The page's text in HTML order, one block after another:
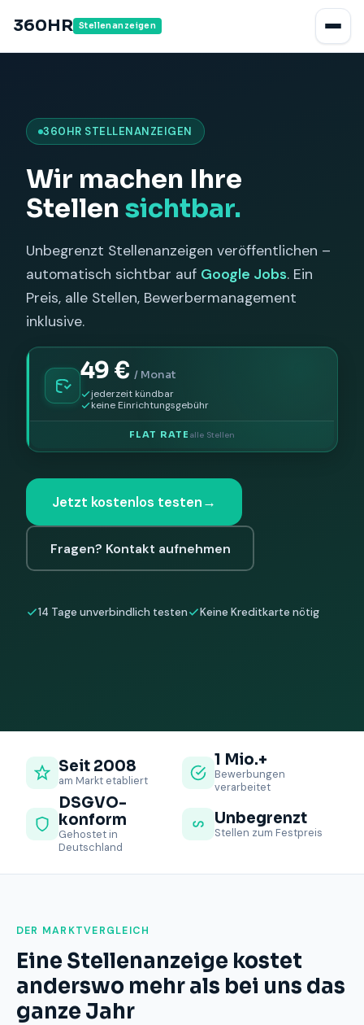
360HR Stellenanzeigen
360HR STELLENANZEIGEN
Wir machen Ihre
Stellen sichtbar.
Unbegrenzt Stellenanzeigen veröffentlichen –
automatisch sichtbar auf Google Jobs. Ein
Preis, alle Stellen, Bewerbermanagement
inklusive.
49 €/ Monat
jederzeit kündbar
keine Einrichtungsgebühr
FLAT RATE alle Stellen
Jetzt kostenlos testen→
Fragen? Kontakt aufnehmen
14 Tage unverbindlich testen Keine Kreditkarte nötig
Seit 2008
am Markt etabliert
1 Mio.+
Bewerbungen
verarbeitet
DSGVO-
konform
Gehostet in
Deutschland
Unbegrenzt
Stellen zum Festpreis
DER MARKTVERGLEICH
Eine Stellenanzeige kostet
anderswo mehr als bei uns das
ganze Jahr